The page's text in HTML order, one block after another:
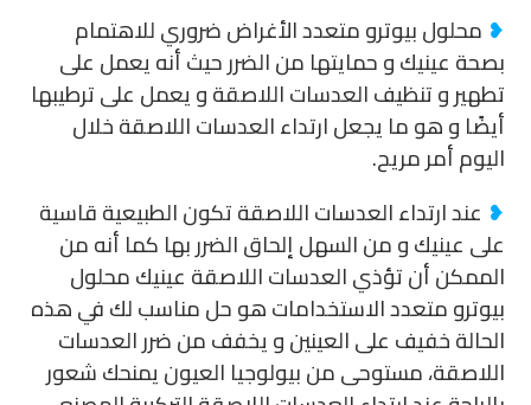
❥ محلول بيوترو متعدد الأغراض ضروري للاهتمام
بصحة عينيك و حمايتها من الضرر حيث أنه يعمل على
تطهير و تنظيف العدسات اللاصقة و يعمل على ترطيبها
أيضًا و هو ما يجعل ارتداء العدسات اللاصقة خلال
اليوم أمر مريح.
❥ عند ارتداء العدسات اللاصقة تكون الطبيعية قاسية
على عينيك و من السهل إلحاق الضرر بها كما أنه من
الممكن أن تؤذي العدسات اللاصقة عينيك محلول
بيوترو متعدد الاستخدامات هو حل مناسب لك في هذه
الحالة خفيف على العينين و يخفف من ضرر العدسات
اللاصقة، مستوحى من بيولوجيا العيون يمنحك شعور